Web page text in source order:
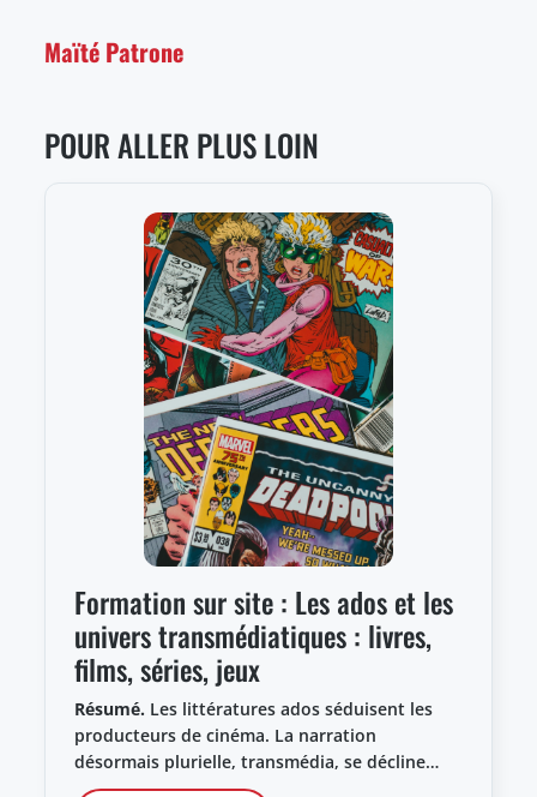
Maïté Patrone
POUR ALLER PLUS LOIN
Formation sur site : Les ados et les
univers transmédiatiques : livres,
films, séries, jeux
Résumé. Les littératures ados séduisent les
producteurs de cinéma. La narration
désormais plurielle, transmédia, se décline…